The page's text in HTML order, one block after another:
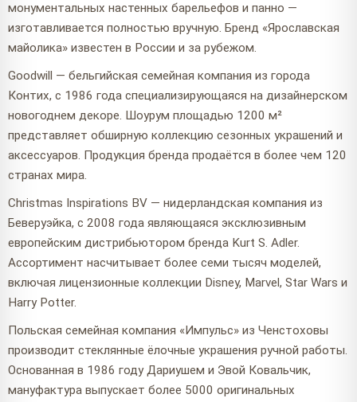
монументальных настенных барельефов и панно —
изготавливается полностью вручную. Бренд «Ярославская
майолика» известен в России и за рубежом.
Goodwill — бельгийская семейная компания из города
Контих, с 1986 года специализирующаяся на дизайнерском
новогоднем декоре. Шоурум площадью 1200 м²
представляет обширную коллекцию сезонных украшений и
аксессуаров. Продукция бренда продаётся в более чем 120
странах мира.
Christmas Inspirations BV — нидерландская компания из
Беверуэйка, с 2008 года являющаяся эксклюзивным
европейским дистрибьютором бренда Kurt S. Adler.
Ассортимент насчитывает более семи тысяч моделей,
включая лицензионные коллекции Disney, Marvel, Star Wars и
Harry Potter.
Польская семейная компания «Импульс» из Ченстоховы
производит стеклянные ёлочные украшения ручной работы.
Основанная в 1986 году Дариушем и Эвой Ковальчик,
мануфактура выпускает более 5000 оригинальных